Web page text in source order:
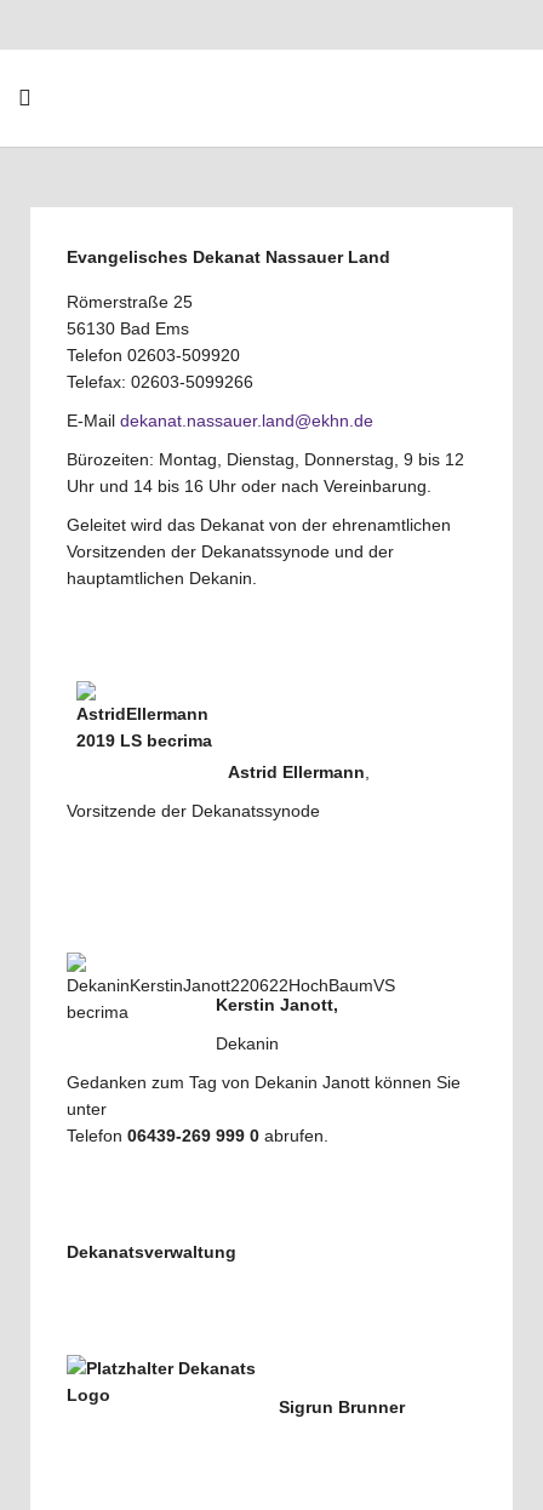
Evangelisches Dekanat Nassauer Land
Römerstraße 25
56130 Bad Ems
Telefon 02603-509920
Telefax: 02603-5099266
E-Mail dekanat.nassauer.land@ekhn.de
Bürozeiten: Montag, Dienstag, Donnerstag, 9 bis 12
Uhr und 14 bis 16 Uhr oder nach Vereinbarung.
Geleitet wird das Dekanat von der ehrenamtlichen
Vorsitzenden der Dekanatssynode und der
hauptamtlichen Dekanin.
Astrid Ellermann
Vorsitzende der Dekanatssynode
Kerstin Janott,
Dekanin
Gedanken zum Tag von Dekanin Janott können Sie
unter
Telefon 06439-269 999 0 abrufen.
Dekanatsverwaltung
Sigrun Brunner